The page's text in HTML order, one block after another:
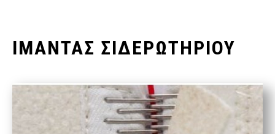
ΙΜΑΝΤΑΣ ΣΙΔΕΡΩΤΗΡΙΟΥ